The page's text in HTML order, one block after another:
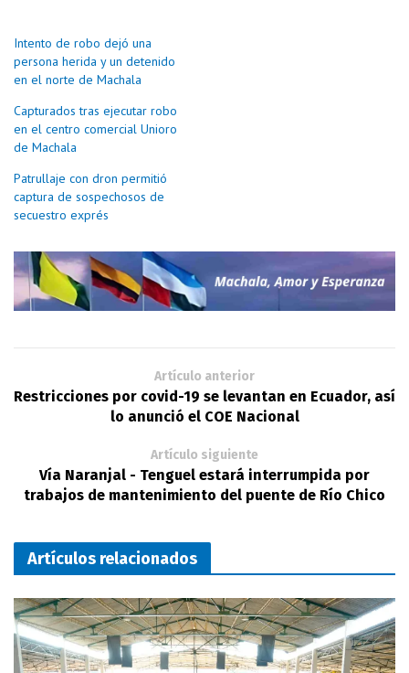
Intento de robo dejó una
persona herida y un detenido
en el norte de Machala
Capturados tras ejecutar robo
en el centro comercial Unioro
de Machala
Patrullaje con dron permitió
captura de sospechosos de
secuestro exprés
Artículo anterior
Restricciones por covid-19 se levantan en Ecuador, así
lo anunció el COE Nacional
Artículo siguiente
Vía Naranjal - Tenguel estará interrumpida por
trabajos de mantenimiento del puente de Río Chico
Artículos relacionados